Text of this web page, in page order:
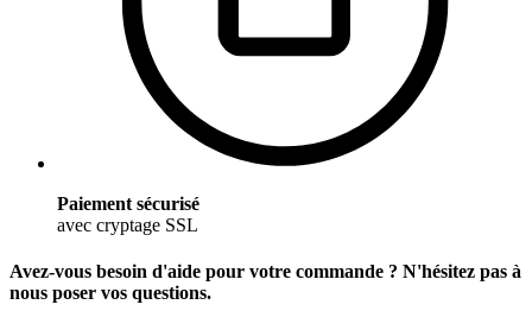
Paiement sécurisé
avec cryptage SSL
Avez-vous besoin d'aide pour votre commande ? N'hésitez pas à
nous poser vos questions.